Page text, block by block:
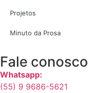
Projetos
Minuto da Prosa
Fale conosco
Whatsapp:
(55) 9 9686-5621